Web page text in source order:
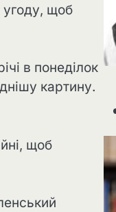
угоду, щоб
в понеділок
картину.
щоб